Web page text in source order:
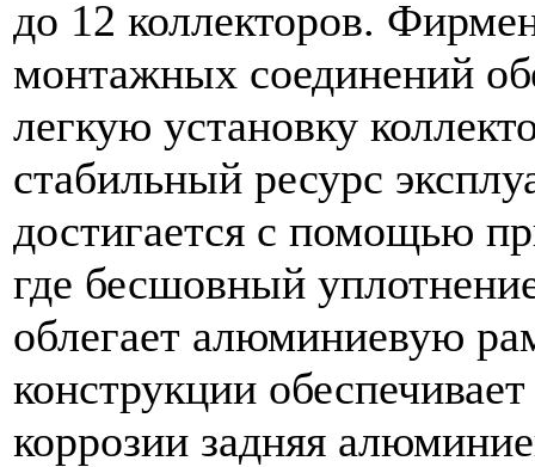
до 12 коллекторов.
монтажных соединений
легкую установку
стабильный ресурс
достигается с помощью
где бесшовный
облегает алюминиевую
конструкции
коррозии задняя